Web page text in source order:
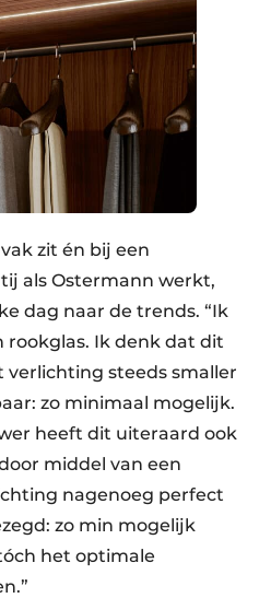
zit én bij een
als Ostermann werkt,
dag naar de trends. “Ik
rookglas. Ik denk dat dit
verlichting steeds smaller
zo minimaal mogelijk.
heeft dit uiteraard ook
middel van een
nagenoeg perfect
zo min mogelijk
het optimale